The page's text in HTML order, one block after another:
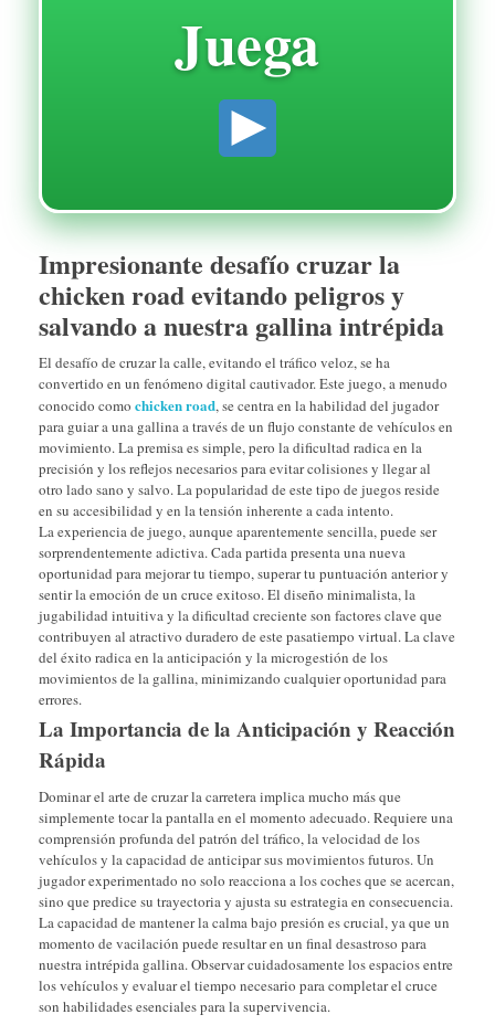
Juega
Impresionante desafío cruzar la
chicken road evitando peligros y
salvando a nuestra gallina intrépida
El desafío de cruzar la calle, evitando el tráfico veloz, se ha
convertido en un fenómeno digital cautivador. Este juego, a menudo
conocido como chicken road, se centra en la habilidad del jugador
para guiar a una gallina a través de un flujo constante de vehículos en
movimiento. La premisa es simple, pero la dificultad radica en la
precisión y los reflejos necesarios para evitar colisiones y llegar al
otro lado sano y salvo. La popularidad de este tipo de juegos reside
en su accesibilidad y en la tensión inherente a cada intento.
La experiencia de juego, aunque aparentemente sencilla, puede ser
sorprendentemente adictiva. Cada partida presenta una nueva
oportunidad para mejorar tu tiempo, superar tu puntuación anterior y
sentir la emoción de un cruce exitoso. El diseño minimalista, la
jugabilidad intuitiva y la dificultad creciente son factores clave que
contribuyen al atractivo duradero de este pasatiempo virtual. La clave
del éxito radica en la anticipación y la microgestión de los
movimientos de la gallina, minimizando cualquier oportunidad para
errores.
La Importancia de la Anticipación y Reacción
Rápida
Dominar el arte de cruzar la carretera implica mucho más que
simplemente tocar la pantalla en el momento adecuado. Requiere una
comprensión profunda del patrón del tráfico, la velocidad de los
vehículos y la capacidad de anticipar sus movimientos futuros. Un
jugador experimentado no solo reacciona a los coches que se acercan,
sino que predice su trayectoria y ajusta su estrategia en consecuencia.
La capacidad de mantener la calma bajo presión es crucial, ya que un
momento de vacilación puede resultar en un final desastroso para
nuestra intrépida gallina. Observar cuidadosamente los espacios entre
los vehículos y evaluar el tiempo necesario para completar el cruce
son habilidades esenciales para la supervivencia.